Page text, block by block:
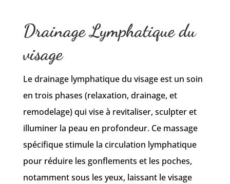
Drainage Lymphatique du
visage
Le drainage lymphatique du visage est un soin
en trois phases (relaxation, drainage, et
remodelage) qui vise à revitaliser, sculpter et
illuminer la peau en profondeur. Ce massage
spécifique stimule la circulation lymphatique
pour réduire les gonflements et les poches,
notamment sous les yeux, laissant le visage